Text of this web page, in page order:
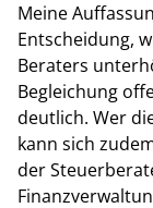
Meine
Entscheidung,
Beraters
Begleichung
deutlich. Wer
kann sich
der